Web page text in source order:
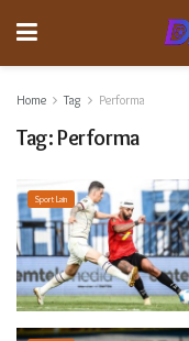
Home Tag Performa
Tag:Performa
Sport Lain